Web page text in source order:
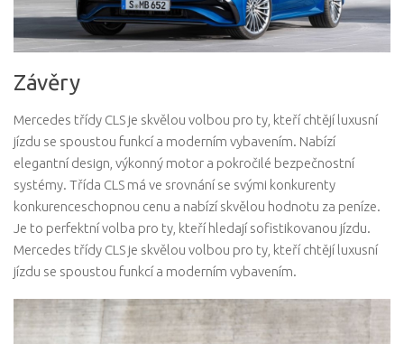
Závěry
Mercedes třídy CLS je skvělou volbou pro ty, kteří chtějí luxusní
jízdu se spoustou funkcí a moderním vybavením. Nabízí
elegantní design, výkonný motor a pokročilé bezpečnostní
systémy. Třída CLS má ve srovnání se svými konkurenty
konkurenceschopnou cenu a nabízí skvělou hodnotu za peníze.
Je to perfektní volba pro ty, kteří hledají sofistikovanou jízdu.
Mercedes třídy CLS je skvělou volbou pro ty, kteří chtějí luxusní
jízdu se spoustou funkcí a moderním vybavením.